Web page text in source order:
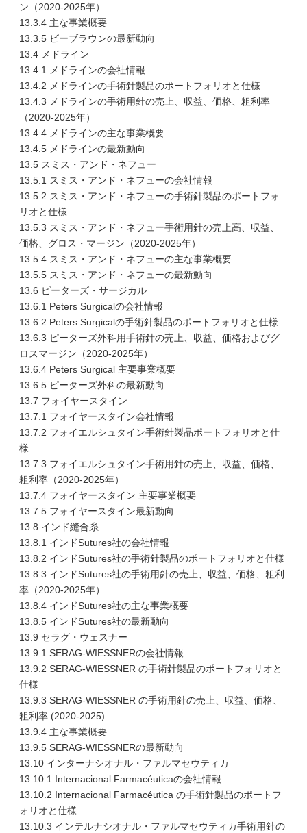
ン（2020-2025年）
13.3.4 主な事業概要
13.3.5 ビーブラウンの最新動向
13.4 メドライン
13.4.1 メドラインの会社情報
13.4.2 メドラインの手術針製品のポートフォリオと仕様
13.4.3 メドラインの手術用針の売上、収益、価格、粗利率
（2020-2025年）
13.4.4 メドラインの主な事業概要
13.4.5 メドラインの最新動向
13.5 スミス・アンド・ネフュー
13.5.1 スミス・アンド・ネフューの会社情報
13.5.2 スミス・アンド・ネフューの手術針製品のポートフォ
リオと仕様
13.5.3 スミス・アンド・ネフュー手術用針の売上高、収益、
価格、グロス・マージン（2020-2025年）
13.5.4 スミス・アンド・ネフューの主な事業概要
13.5.5 スミス・アンド・ネフューの最新動向
13.6 ピーターズ・サージカル
13.6.1 Peters Surgicalの会社情報
13.6.2 Peters Surgicalの手術針製品のポートフォリオと仕様
13.6.3 ピーターズ外科用手術針の売上、収益、価格およびグ
ロスマージン（2020-2025年）
13.6.4 Peters Surgical 主要事業概要
13.6.5 ピーターズ外科の最新動向
13.7 フォイヤースタイン
13.7.1 フォイヤースタイン会社情報
13.7.2 フォイエルシュタイン手術針製品ポートフォリオと仕
様
13.7.3 フォイエルシュタイン手術用針の売上、収益、価格、
粗利率（2020-2025年）
13.7.4 フォイヤースタイン 主要事業概要
13.7.5 フォイヤースタイン最新動向
13.8 インド縫合糸
13.8.1 インドSutures社の会社情報
13.8.2 インドSutures社の手術針製品のポートフォリオと仕様
13.8.3 インドSutures社の手術用針の売上、収益、価格、粗利
率（2020-2025年）
13.8.4 インドSutures社の主な事業概要
13.8.5 インドSutures社の最新動向
13.9 セラグ・ウェスナー
13.9.1 SERAG-WIESSNERの会社情報
13.9.2 SERAG-WIESSNER の手術針製品のポートフォリオと
仕様
13.9.3 SERAG-WIESSNER の手術用針の売上、収益、価格、
粗利率 (2020-2025)
13.9.4 主な事業概要
13.9.5 SERAG-WIESSNERの最新動向
13.10 インターナシオナル・ファルマセウティカ
13.10.1 Internacional Farmacéuticaの会社情報
13.10.2 Internacional Farmacéutica の手術針製品のポートフ
ォリオと仕様
13.10.3 インテルナシオナル・ファルマセウティカ手術用針の